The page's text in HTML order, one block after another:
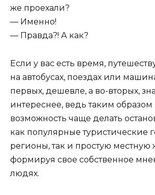
же проехали?
— Именно!
— Правда?! А как?
Если у вас есть время,
на автобусах, поездах или
первых, дешевле, а во-вторых,
интереснее, ведь таким образом
возможность чаще делать
как популярные туристические
регионы, так и простую местную
формируя свое собственное
людях.